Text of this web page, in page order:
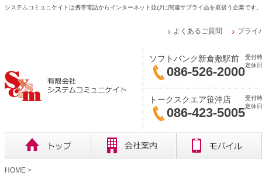
システムコミュニケイトは携帯電話からインターネット並びに関連サプライ品を取扱う企業で
よくあるご質問 プライ
ソフトバンク新倉敷駅前
086-526-2000
受付
定休
トークスクエア笹沖店
086-423-5005
受付
定休
HOME >